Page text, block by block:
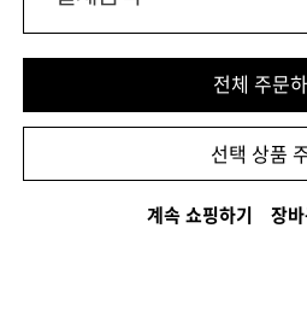
전체 주문하
선택 상품
계속 쇼핑하기 장